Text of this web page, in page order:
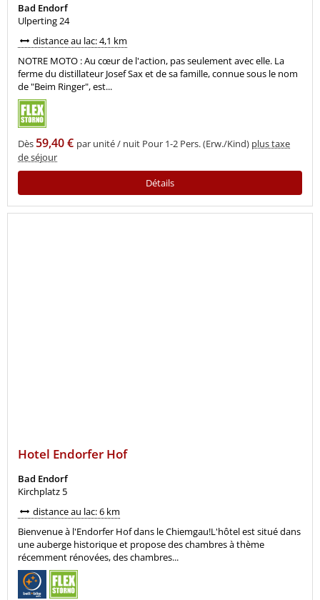
Bad Endorf
Ulperting 24
distance au lac: 4,1 km
NOTRE MOTO : Au cœur de l'action, pas seulement avec elle. La
ferme du distillateur Josef Sax et de sa famille, connue sous le nom
de "Beim Ringer", est...
Dès59,40 € par unité / nuit Pour 1-2 Pers. (Erw./Kind) plus taxe
de séjour
Détails
Hotel Endorfer Hof
Bad Endorf
Kirchplatz 5
distance au lac: 6 km
Bienvenue à l'Endorfer Hof dans le Chiemgau!L'hôtel est situé dans
une auberge historique et propose des chambres à thème
récemment rénovées, des chambres...